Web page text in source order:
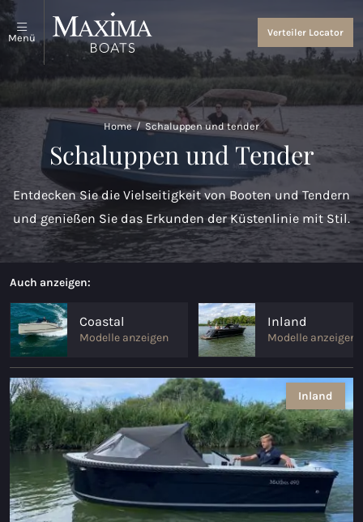
Menü
Schaluppen und Tender
Alles anzeigen
Coastal Tenders
Maxima 640
Maxima 680 sport lounge
Maxima 700 sport
Maxima 800 sport
Maxima 740
Maxima 840 tender
Maxima 800 cabin
Maxima 35
Maxima 37 kabine
Alle Coastal modelle
Schaluppen
Über uns
Über uns
Events and News
Verteiler Locator
Home / Schaluppen und tender
Schaluppen und Tender
Entdecken Sie die Vielseitigkeit von Booten und Tendern
und genießen Sie das Erkunden der Küstenlinie mit Stil.
Auch anzeigen:
Coastal
Modelle anzeigen
Inland
Modelle anzeigen
Inland